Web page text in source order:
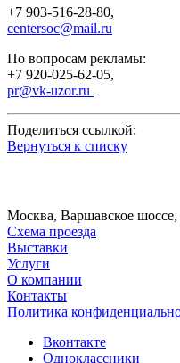
+7 903-516-28-80,
centersoc@mail.ru
По вопросам рекламы:
+7 920-025-62-05,
pr@vk-uzor.ru
Поделиться ссылкой:
Вернуться к списку
Москва, Варшавское шоссе,
Схема проезда
Выставки
Услуги
О компании
Контакты
Политика
Вконтакте
Одноклассники